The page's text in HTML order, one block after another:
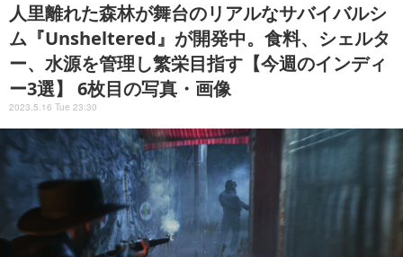
人里離れた森林が舞台のリアルなサバイバルシ
ム『Unsheltered』が開発中。食料、シェルタ
ー、水源を管理し繁栄目指す【今週のインディ
ー3選】 6枚目の写真・画像
2023.5.16 Tue 23:30